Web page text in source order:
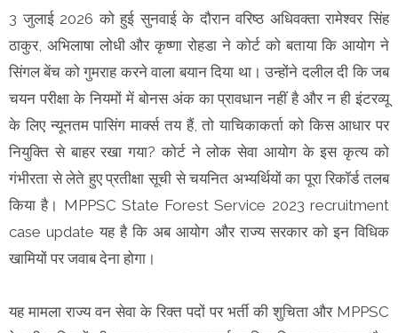
3 जुलाई 2026 को हुई सुनवाई के दौरान वरिष्ठ अधिवक्ता रामेश्वर सिंह
ठाकुर, अभिलाषा लोधी और कृष्णा रोहडा ने कोर्ट को बताया कि आयोग ने
सिंगल बेंच को गुमराह करने वाला बयान दिया था। उन्होंने दलील दी कि जब
चयन परीक्षा के नियमों में बोनस अंक का प्रावधान नहीं है और न ही इंटरव्यू
के लिए न्यूनतम पासिंग मार्क्स तय हैं, तो याचिकाकर्ता को किस आधार पर
नियुक्ति से बाहर रखा गया? कोर्ट ने लोक सेवा आयोग के इस कृत्य को
गंभीरता से लेते हुए प्रतीक्षा सूची से चयनित अभ्यर्थियों का पूरा रिकॉर्ड तलब
किया है। MPPSC State Forest Service 2023 recruitment
case update यह है कि अब आयोग और राज्य सरकार को इन विधिक
खामियों पर जवाब देना होगा।
यह मामला राज्य वन सेवा के रिक्त पदों पर भर्ती की शुचिता और MPPSC